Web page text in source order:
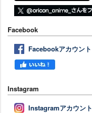
Facebook
Facebookアカウント
Instagram
Instagramアカウント